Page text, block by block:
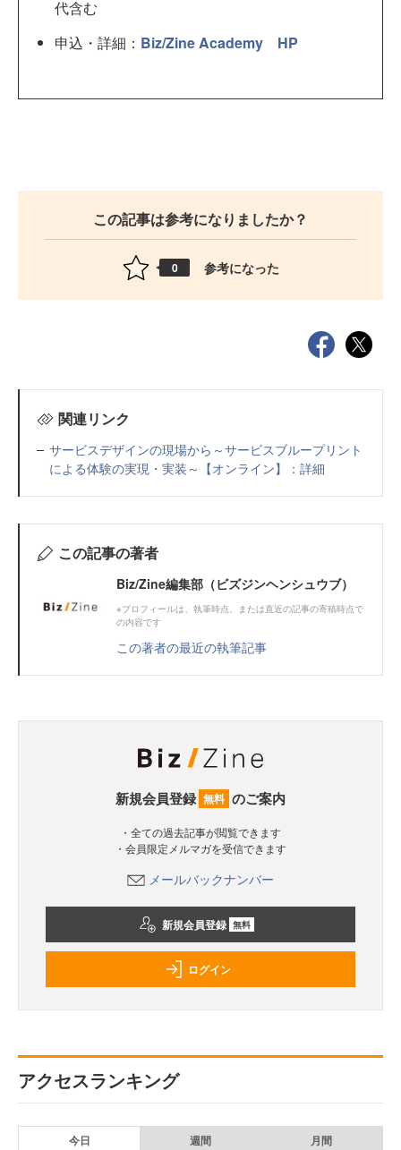
代含む
申込・詳細： Biz/Zine Academy HP
この記事は参考になりましたか？
0 参考になった
関連リンク
サービスデザインの現場から～サービスブループリント
による体験の実現・実装～【オンライン】：詳細
この記事の著者
Biz/Zine編集部（ビズジンヘンシュウブ）
※プロフィールは、執筆時点、または直近の記事の寄稿時点で
の内容です
この著者の最近の執筆記事
新規会員登録 無料 のご案内
・全ての過去記事が閲覧できます
・会員限定メルマガを受信できます
メールバックナンバー
新規会員登録 無料
ログイン
アクセスランキング
今日 週間 月間